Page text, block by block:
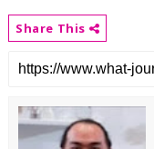
Share This